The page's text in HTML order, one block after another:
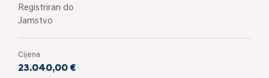
Registriran do
Jamstvo
Cijena
23.040,00 €